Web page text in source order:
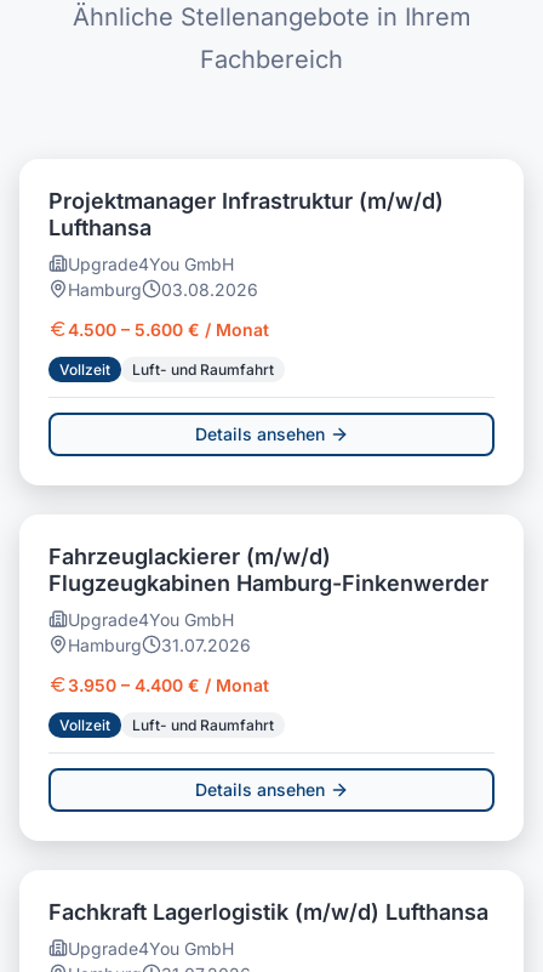
Ähnliche Stellenangebote in Ihrem
Fachbereich
Projektmanager Infrastruktur (m/w/d)
Lufthansa
Upgrade4You GmbH
Hamburg
03.08.2026
4.500 – 5.600 € / Monat
Vollzeit Luft- und Raumfahrt
Details ansehen
Fahrzeuglackierer (m/w/d)
Flugzeugkabinen Hamburg-Finkenwerder
Upgrade4You GmbH
Hamburg
31.07.2026
3.950 – 4.400 € / Monat
Vollzeit Luft- und Raumfahrt
Details ansehen
Fachkraft Lagerlogistik (m/w/d) Lufthansa
Upgrade4You GmbH